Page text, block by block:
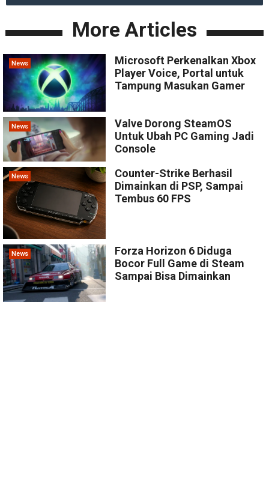
More Articles
News
Microsoft Perkenalkan Xbox
Player Voice, Portal untuk
Tampung Masukan Gamer
News
Valve Dorong SteamOS
Untuk Ubah PC Gaming Jadi
Console
News
Counter-Strike Berhasil
Dimainkan di PSP, Sampai
Tembus 60 FPS
News
Forza Horizon 6 Diduga
Bocor Full Game di Steam
Sampai Bisa Dimainkan